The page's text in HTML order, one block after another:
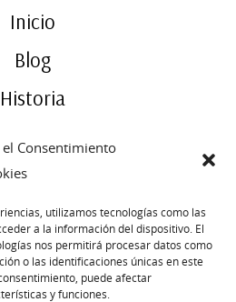
Consentimiento
utilizamos tecnologías como las
a la información del dispositivo. El
nos permitirá procesar datos como
o las identificaciones únicas en este
puede afectar
y funciones.
Inicio
Blog
Historia
Atelier
31 mayo, 2014